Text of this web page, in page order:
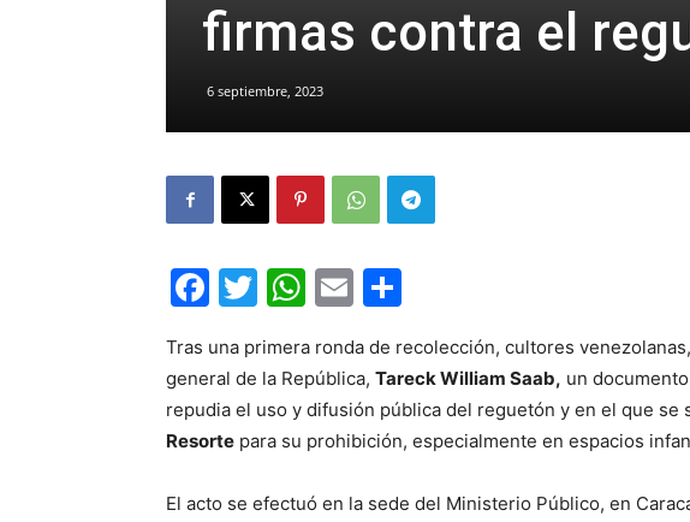
firmas contra el
6 septiembre, 2023
Facebook
Twitter
WhatsApp
Email
Tras una primera ronda de recolección, cultores
general de la República, Tareck William Saab, un
repudia el uso y difusión pública del reguetón y en el que se
Resorte para su prohibición, especialmente en espacios
El acto se efectuó en la sede del Ministerio Público, en